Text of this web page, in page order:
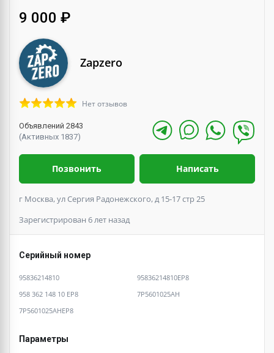
9 000 ₽
Zapzero
Нет отзывов
Объявлений 2843
(Активных 1837)
Позвонить Написать
г Москва, ул Сергия Радонежского, д 15-17 стр 25
Зарегистрирован 6 лет назад
Серийный номер
95836214810
95836214810EP8
958 362 148 10 EP8
7P5601025AH
7P5601025AHEP8
Параметры